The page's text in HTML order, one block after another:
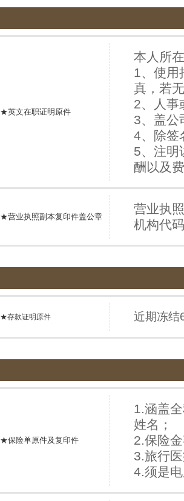
★英文在职证明原件
本人所
1、使用
真，若
2、人事
3、盖公
4、除签
5、注明
酬以及
★营业执照副本复印件盖公章
营业执
机构代
★存款证明原件 近期冻结
★保险单原件及复印件
1.涵盖
姓名；
2.保险
3.旅行
4.须是